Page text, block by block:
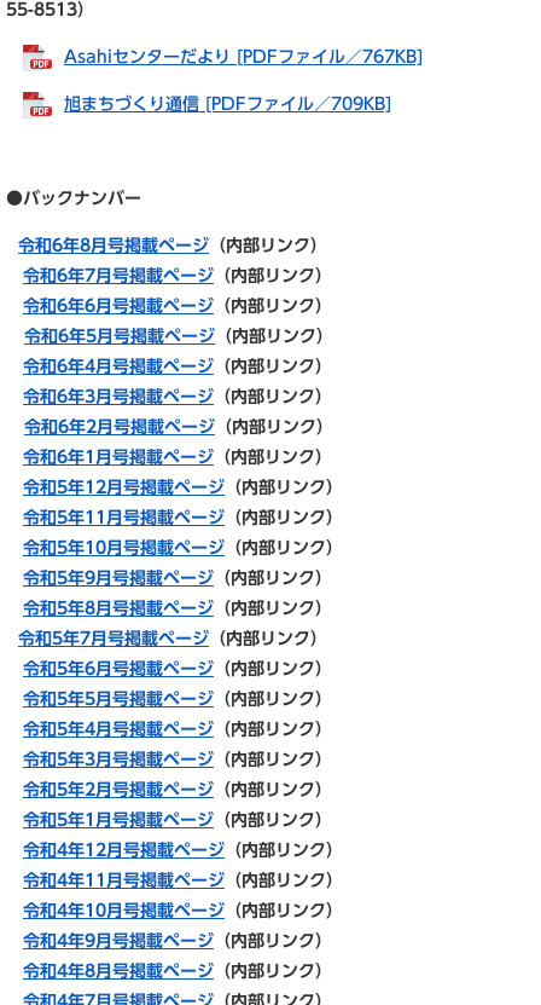
55-8513）
Asahiセンターだより [PDFファイル／767KB]
旭まちづくり通信 [PDFファイル／709KB]
●バックナンバー
令和6年8月号掲載ページ （内部リンク）
令和6年7月号掲載ページ （内部リンク）
令和6年6月号掲載ページ （内部リンク）
令和6年5月号掲載ページ （内部リンク）
令和6年4月号掲載ページ （内部リンク）
令和6年3月号掲載ページ （内部リンク）
令和6年2月号掲載ページ （内部リンク）
令和6年1月号掲載ページ （内部リンク）
令和5年12月号掲載ページ （内部リンク）
令和5年11 月号掲載ページ （内部リンク）
令和5年10月号掲載ページ （内部リンク）
令和5年9月号掲載ページ （内部リンク）
令和5年8月号掲載ページ （内部リンク）
令和5年7月号掲載ページ （内部リンク）
令和5年6月号掲載ページ （内部リンク）
令和5年5月号掲載ページ （内部リンク）
令和5年4月号掲載ページ （内部リンク）
令和5年3月号掲載ページ （内部リンク）
令和5年2月号掲載ページ （内部リンク）
令和5年1月号掲載ページ （内部リンク）
令和4年12月号掲載ページ （内部リンク）
令和4年11月号掲載ページ （内部リンク）
令和4年10月号掲載ページ （内部リンク）
令和4年9月号掲載ページ （内部リンク）
令和4年8月号掲載ページ （内部リンク）
令和4年7月号掲載ページ （内部リンク）